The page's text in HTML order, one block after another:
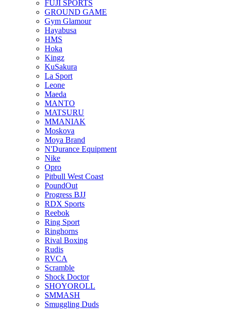
FUJI SPORTS
GROUND GAME
Gym Glamour
Hayabusa
HMS
Hoka
Kingz
KuSakura
La Sport
Leone
Maeda
MANTO
MATSURU
MMANIAK
Moskova
Moya Brand
N'Durance Equipment
Nike
Opro
Pitbull West Coast
PoundOut
Progress BJJ
RDX Sports
Reebok
Ring Sport
Ringhorns
Rival Boxing
Rudis
RVCA
Scramble
Shock Doctor
SHOYOROLL
SMMASH
Smuggling Duds